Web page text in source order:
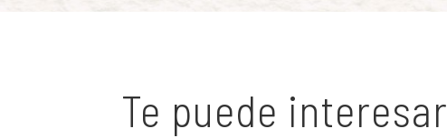
Te puede interesar